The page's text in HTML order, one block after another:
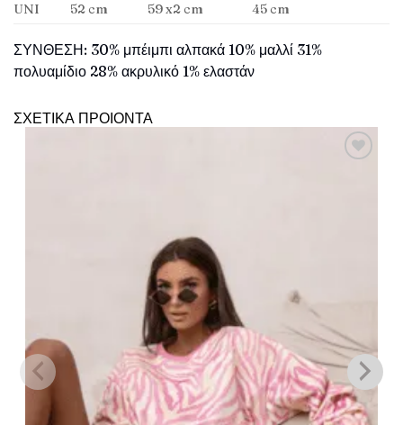
UNI
52 cm 59 x2 cm 45 cm
ΣΥΝΘΕΣΗ: 30% μπέιμπι αλπακά 10% μαλλί 31%
πολυαμίδιο 28% ακρυλικό 1% ελαστάν
ΣΧΕΤΙΚΑ ΠΡΟΙΟΝΤΑ